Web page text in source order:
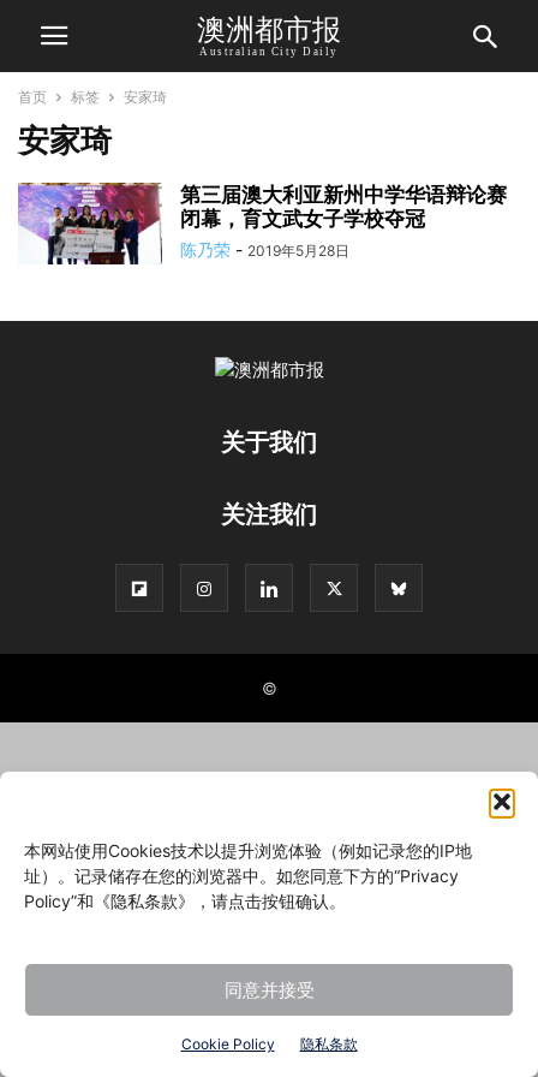
本网站使用Cookies技术以提升浏览体验（例如记录您的IP地
址）。记录储存在您的浏览器中。如您同意下方的“Privacy
Policy”和《隐私条款》，请点击按钮确认。
同意并接受
Cookie Policy 隐私条款
澳洲都市报
Australian City Daily
首页 标签 安家琦
安家琦
第三届澳大利亚新州中学华语辩论赛
闭幕，育文武女子学校夺冠
陈乃荣 - 2019年5月28日
关于我们
关注我们
©